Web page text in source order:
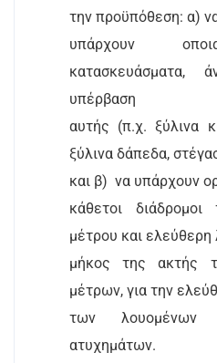
την προϋπόθεση: α)
υπάρχουν
κατασκευάσματα,
υπέρβαση
αυτής (π.χ. ξύλινα
ξύλινα δάπεδα,
και β) να υπάρχουν
κάθετοι
μέτρου και
μήκος της ακτής
μέτρων, για την
των λουομένων
ατυχημάτων.